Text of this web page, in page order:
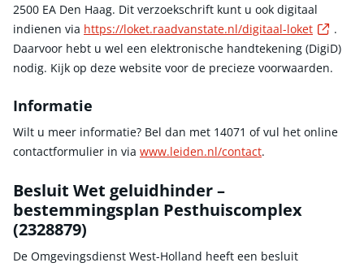
2500 EA Den Haag. Dit verzoekschrift kunt u ook digitaal
indienen via https://loket.raadvanstate.nl/digitaal-loket
.
Daarvoor hebt u wel een elektronische handtekening (DigiD)
nodig. Kijk op deze website voor de precieze voorwaarden.
Informatie
Wilt u meer informatie? Bel dan met 14071 of vul het online
contactformulier in via www.leiden.nl/contact.
Besluit Wet geluidhinder –
bestemmingsplan Pesthuiscomplex
(2328879)
De Omgevingsdienst West-Holland heeft een besluit